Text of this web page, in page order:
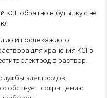
обратно в бутылку с не
до и после каждого
для хранения KCI в
электрод в раствор.
электродов,
сокращению